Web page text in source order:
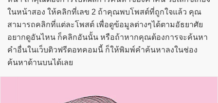
ในหน้าสอง ให้คลิกที่เลข 2 ถ้าคุณพบโพสต์ที่ถูกใจแล้ว คุณ
สามารถคลิกที่แต่ละโพสต์ เพื่อดูข้อมูลต่างๆได้ตามอัธยาศัย
อยากดูอันไหน ก็คลิกอันนั้น หรือถ้าหากคุณต้องการจะค้นหา
คำอื่นในเว็บติวฟรีดอทคอมนี้ ก็ให้พิมพ์คำค้นหาลงในช่อง
ค้นหาด้านบนได้เลย